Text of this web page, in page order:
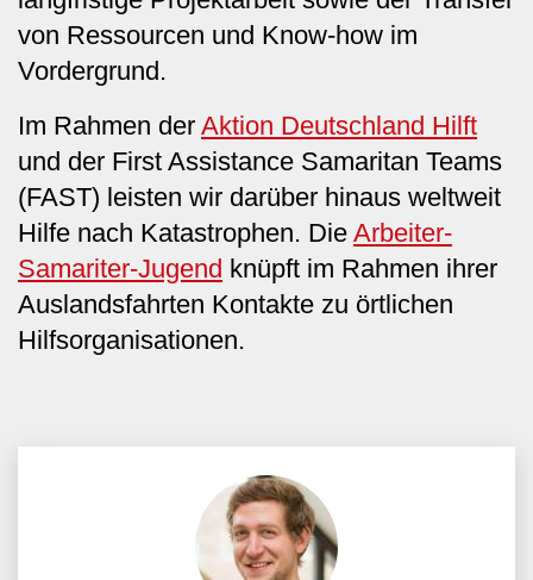
von Ressourcen und Know-how im
Vordergrund.
Im Rahmen der Aktion Deutschland Hilft
und der First Assistance Samaritan Teams
(FAST) leisten wir darüber hinaus weltweit
Hilfe nach Katastrophen. Die Arbeiter-
Samariter-Jugend knüpft im Rahmen ihrer
Auslandsfahrten Kontakte zu örtlichen
Hilfsorganisationen.